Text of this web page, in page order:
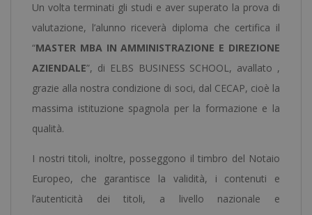
Un volta terminati gli studi e aver superato la prova di
valutazione, l’alunno riceverà diploma che certifica il
“MASTER MBA IN AMMINISTRAZIONE E DIREZIONE
AZIENDALE”, di ELBS BUSINESS SCHOOL, avallato ,
grazie alla nostra condizione di soci, dal CECAP, cioè la
massima istituzione spagnola per la formazione e la
qualità.
I nostri titoli, inoltre, posseggono il timbro del Notaio
Europeo, che garantisce la validità, i contenuti e
l’autenticità dei titoli, a livello nazionale e